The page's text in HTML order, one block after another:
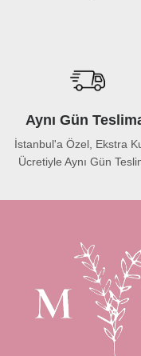
Aynı Gün
İstanbul'a Özel, Ekstra
Ücretiyle Aynı Gün